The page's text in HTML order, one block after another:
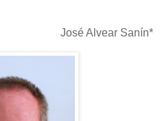
José Alvear Sanín*